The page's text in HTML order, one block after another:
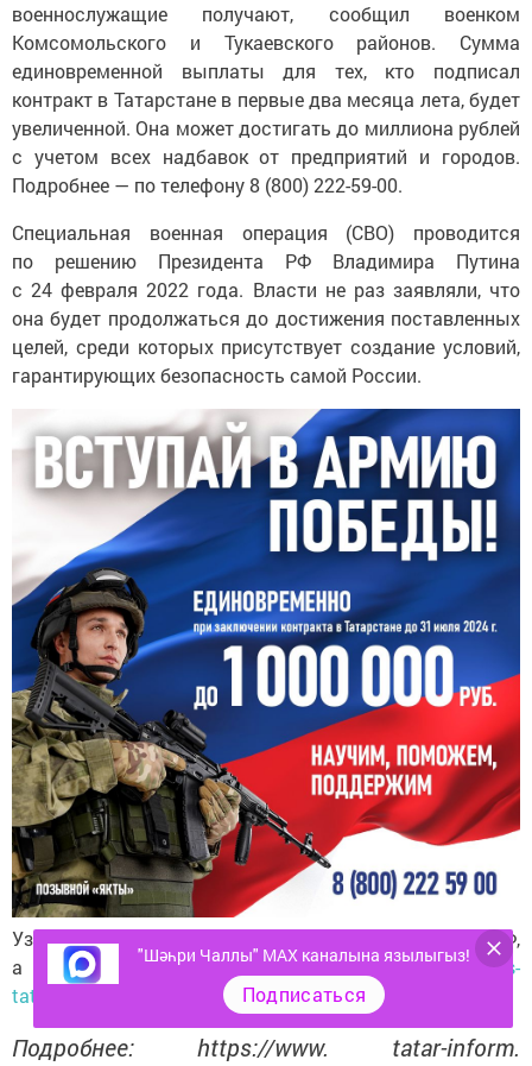
военнослужащие получают, сообщил военком
Комсомольского и Тукаевского районов. Сумма
единовременной выплаты для тех, кто подписал
контракт в Татарстане в первые два месяца лета, будет
увеличенной. Она может достигать до миллиона рублей
с учетом всех надбавок от предприятий и городов.
Подробнее — по телефону 8 (800) 222-59-00.
Специальная военная операция (СВО) проводится
по решению Президента РФ Владимира Путина
с 24 февраля 2022 года. Власти не раз заявляли, что
она будет продолжаться до достижения поставленных
целей, среди которых присутствует создание условий,
гарантирующих безопасность самой России.
Узнайте больше о службе по контракту в рядах ВС РФ,
а также о премиях, льготах и выплатах наheroes-
tatarstan. ru
или по телефону 117.
Подробнее: https://www. tatar-inform.
"Шәһри Чаллы" MAX каналына язылыгыз!
Подписаться